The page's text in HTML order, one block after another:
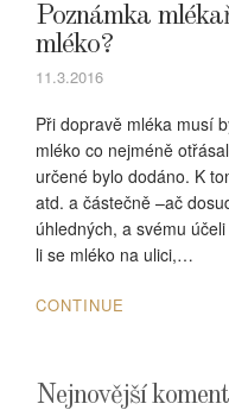
Poznámka
mléko?
11.3.2016
Při dopravě mléka musí
mléko co nejméně
určené bylo dodáno. K
atd. a částečně –ač
úhledných, a svému
li se mléko na ulici,…
CONTINUE
Nejnovější